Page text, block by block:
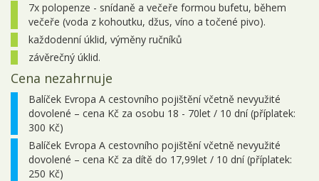
7x polopenze - snídaně a večeře formou bufetu, během
večeře (voda z kohoutku, džus, víno a točené pivo).
každodenní úklid, výměny ručníků
závěrečný úklid.
Cena nezahrnuje
Balíček Evropa A cestovního pojištění včetně nevyužité
dovolené – cena Kč za osobu 18 - 70let / 10 dní (příplatek:
300 Kč)
Balíček Evropa A cestovního pojištění včetně nevyužité
dovolené – cena Kč za dítě do 17,99let / 10 dní (příplatek:
250 Kč)